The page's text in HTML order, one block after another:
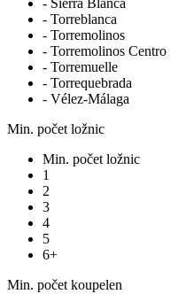
- Sierra Blanca
- Torreblanca
- Torremolinos
- Torremolinos Centro
- Torremuelle
- Torrequebrada
- Vélez-Málaga
Min. počet ložnic
Min. počet ložnic
1
2
3
4
5
6+
Min. počet koupelen